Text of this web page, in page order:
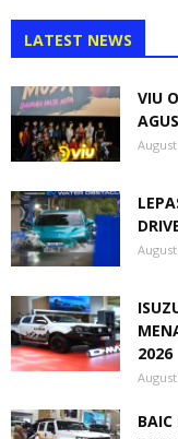
LATEST NEWS
VIU
2026
BAIC